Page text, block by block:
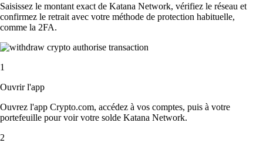
Saisissez le montant exact de Katana Network, vérifiez le réseau et
confirmez le retrait avec votre méthode de protection habituelle,
comme la 2FA.
1
Ouvrir l'app
Ouvrez l'app Crypto.com, accédez à vos comptes, puis à votre
portefeuille pour voir votre solde Katana Network.
2